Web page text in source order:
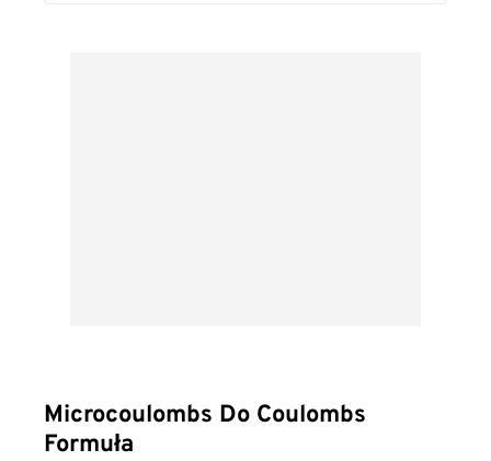
Microcoulombs Do Coulombs
Formuła